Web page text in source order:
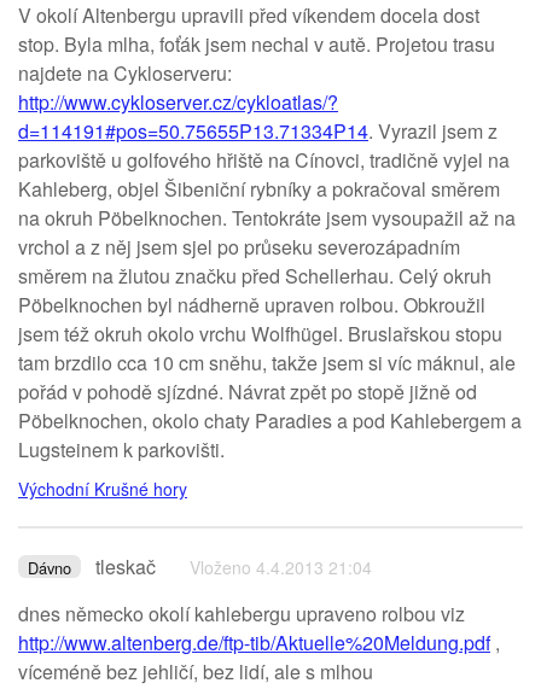
V okolí Altenbergu upravili před víkendem docela dost
stop. Byla mlha, foťák jsem nechal v autě. Projetou trasu
najdete na Cykloserveru:
http://www.cykloserver.cz/cykloatlas/?
d=114191#pos=50.75655P13.71334P14. Vyrazil jsem z
parkoviště u golfového hřiště na Cínovci, tradičně vyjel na
Kahleberg, objel Šibeniční rybníky a pokračoval směrem
na okruh Pöbelknochen. Tentokráte jsem vysoupažil až na
vrchol a z něj jsem sjel po průseku severozápadním
směrem na žlutou značku před Schellerhau. Celý okruh
Pöbelknochen byl nádherně upraven rolbou. Obkroužil
jsem též okruh okolo vrchu Wolfhügel. Bruslařskou stopu
tam brzdilo cca 10 cm sněhu, takže jsem si víc máknul, ale
pořád v pohodě sjízdné. Návrat zpět po stopě jižně od
Pöbelknochen, okolo chaty Paradies a pod Kahlebergem a
Lugsteinem k parkovišti.
Východní Krušné hory
Dávno tleskač Vloženo 4.4.2013 21:04
dnes německo okolí kahlebergu upraveno rolbou viz
http://www.altenberg.de/ftp-tib/Aktuelle%20Meldung.pdf,
víceméně bez jehličí, bez lidí, ale s mlhou